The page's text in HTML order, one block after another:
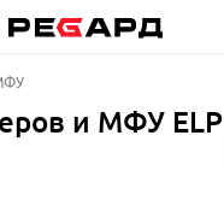
и МФУ ELP